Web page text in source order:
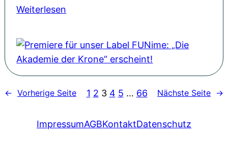
e
t
s
l
n
n
«
–
f
a
b
n
t
e
u
&
Weiterlesen
e
m
i
e
e
← Vorherige Seite 1 2 3 4 5 … 66 Nächste Seite →
ImpressumAGBKontaktDatenschutz